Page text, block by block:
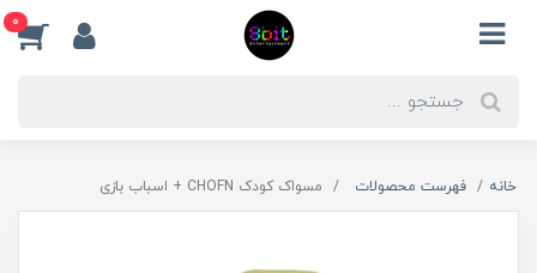
0
خانه فهرست محصولات مسواک کودک CHOFN + اسباب بازی